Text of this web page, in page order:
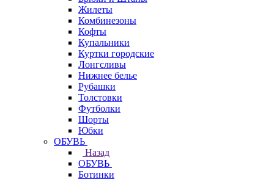
Жилеты
Комбинезоны
Кофты
Купальники
Куртки городские
Лонгсливы
Нижнее белье
Рубашки
Толстовки
Футболки
Шорты
Юбки
ОБУВЬ
Назад
ОБУВЬ
Ботинки